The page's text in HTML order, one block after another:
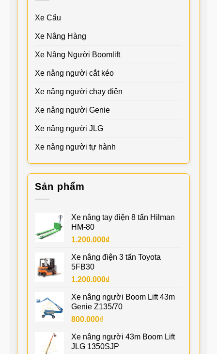
Xe Cẩu
Xe Nâng Hàng
Xe Nâng Người Boomlift
Xe nâng người cắt kéo
Xe nâng người chạy điện
Xe nâng người Genie
Xe nâng người JLG
Xe nâng người tự hành
Sản phẩm
Xe nâng tay điện 8 tấn Hilman
HM-80
1.200.000₫
Xe nâng điện 3 tấn Toyota
5FB30
1.200.000₫
Xe nâng người Boom Lift 43m
Genie Z135/70
800.000₫
Xe nâng người 43m Boom Lift
JLG 1350SJP